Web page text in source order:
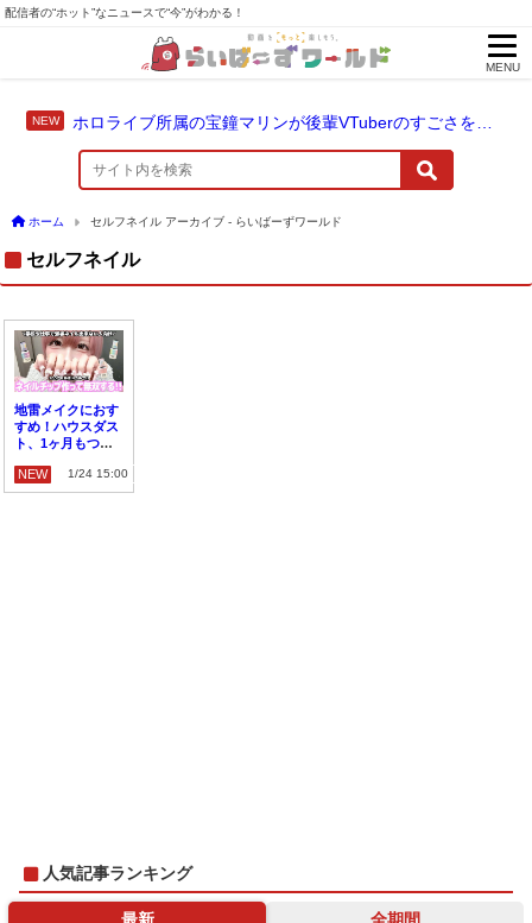
配信者の“ホット”なニュースで“今”がわかる！
MENU
ホーム セルフネイル アーカイブ - らいばーずワールド
セルフネイル
地雷メイクにおす
すめ！ハウスダス
ト、1ヶ月もつネ
方を解説
NEW 1/24 15:00
人気記事ランキング